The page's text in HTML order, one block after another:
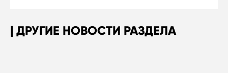
ДРУГИЕ НОВОСТИ РАЗДЕЛА